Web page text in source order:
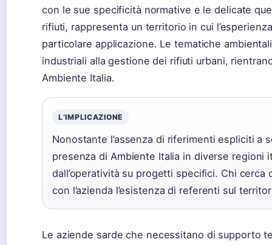
con le sue specificità normative e le delicate
rifiuti, rappresenta un territorio in cui
particolare applicazione. Le tematiche
industriali alla gestione dei rifiuti urbani,
Ambiente Italia.
L’IMPLICAZIONE
Nonostante l’assenza di riferimenti espliciti a
presenza di Ambiente Italia in diverse regioni
dall’operatività su progetti specifici. Chi
con l’azienda l’esistenza di referenti sul
Le aziende sarde che necessitano di supporto